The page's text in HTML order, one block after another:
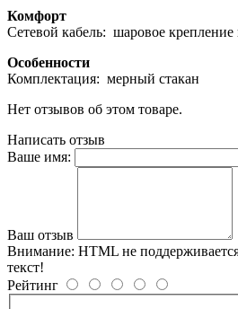
Комфорт
Сетевой кабель: шаровое крепление
Особенности
Комплектация: мерный стакан
Нет отзывов об этом товаре.
Написать отзыв
Ваше имя:
Ваш отзыв
Внимание: HTML не
текст!
Рейтинг